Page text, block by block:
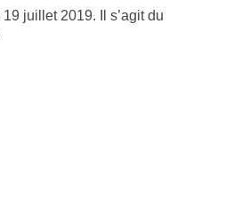
juillet 2019. Il s’agit du